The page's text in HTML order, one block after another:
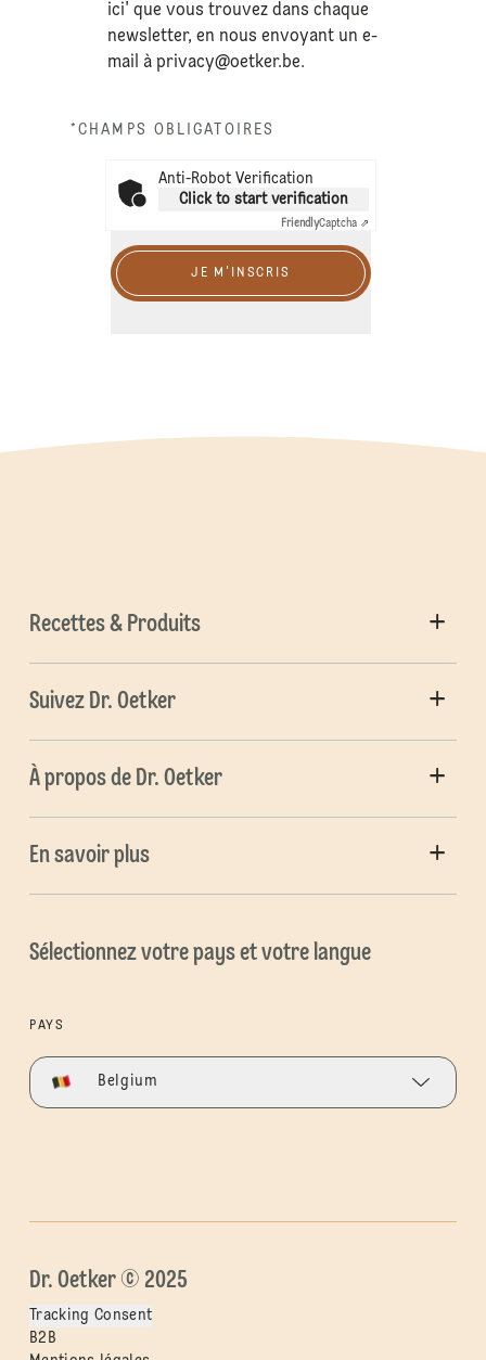
ici' que vous trouvez dans chaque
newsletter, en nous envoyant un e-
mail àprivacy@oetker.be.
*CHAMPS OBLIGATOIRES
Anti-Robot Verification
Click to start verification
FriendlyCaptcha ⇗
JE M'INSCRIS
Recettes & Produits
Suivez Dr. Oetker
À propos de Dr. Oetker
En savoir plus
Sélectionnez votre pays et votre langue
PAYS
Belgium
Dr. Oetker © 2025
Tracking Consent
B2B